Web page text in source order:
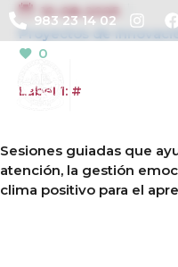
983 23 14 02
10-08-2025
Proyectos de
0
Label 1: #
Sesiones guiadas que
atención, la gestión
clima positivo para el